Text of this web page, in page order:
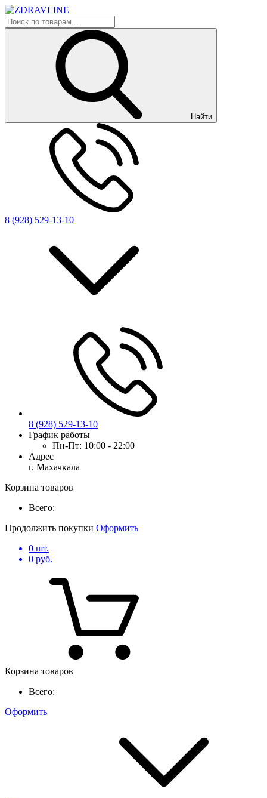
Найти
8 (928) 529-13-10
8 (928) 529-13-10
График работы
Пн-Пт: 10:00 - 22:00
Адрес
г. Махачкала
Корзина товаров
Всего:
Продолжить покупки Оформить
0 шт.
0 руб.
Корзина товаров
Всего:
Оформить